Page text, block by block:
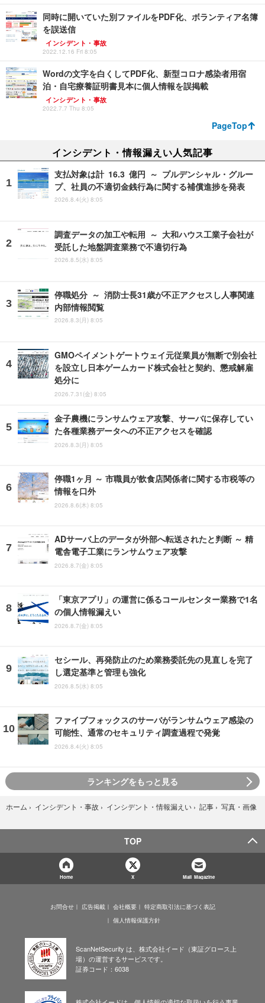
同時に開いていた別ファイルをPDF化、ボランティア名簿
を誤送信
インシデント・事故
2022.12.16 Fri 8:05
Wordの文字を白くしてPDF化、新型コロナ感染者用宿
泊・自宅療養証明書見本に個人情報を誤掲載
インシデント・事故
2022.7.7 Thu 8:05
PageTop
インシデント・情報漏えい人気記事
支払対象は計 16.3 億円 ～ プルデンシャル・グルー
プ、社員の不適切金銭行為に関する補償進捗を発表
2026.8.4(火) 8:05
調査データの加工や転用 ～ 大和ハウス工業子会社が
受託した地盤調査業務で不適切行為
2026.8.5(水) 8:05
停職処分 ～ 消防士長31歳が不正アクセスし人事関連
内部情報閲覧
2026.8.3(月) 8:05
GMOペイメントゲートウェイ元従業員が無断で別会社
を設立し日本ゲームカード株式会社と契約、懲戒解雇
処分に
2026.7.31(金) 8:05
金子農機にランサムウェア攻撃、サーバに保存してい
た各種業務データへの不正アクセスを確認
2026.8.3(月) 8:05
停職1ヶ月 ～ 市職員が飲食店関係者に関する市税等の
情報を口外
2026.8.6(木) 8:05
ADサーバ上のデータが外部へ転送されたと判断 ～ 精
電舎電子工業にランサムウェア攻撃
2026.8.7(金) 8:05
「東京アプリ」の運営に係るコールセンター業務で1名
の個人情報漏えい
2026.8.7(金) 8:05
セシール、再発防止のため業務委託先の見直しを完了
し選定基準と管理も強化
2026.8.5(水) 8:05
ファイブフォックスのサーバがランサムウェア感染の
可能性、通常のセキュリティ調査過程で発覚
2026.8.4(火) 8:05
ランキングをもっと見る
ホーム › インシデント・事故 › インシデント・情報漏えい › 記事 › 写真・画像
TOP
Home X Mail Magazine
お問合せ 広告掲載 会社概要
特定商取引法に基づく表記
個人情報保護方針
ScanNetSecurity は、株式会社イード（東証グロース上
場）の運営するサービスです。
証券コード：6038